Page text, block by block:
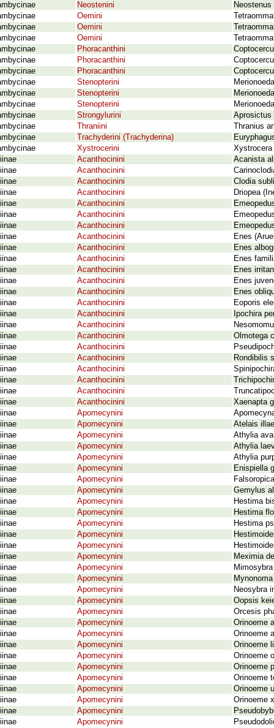
Neostenini
Oemini
Oemini
Oemini
Phoracanthini
Phoracanthini
Phoracanthini
Stenopterini
Stenopterini
Stenopterini
Strongylurini
Aprosictus
Thraniini
Thranius
Trachyderini (Trachyderina)
Xystrocerini
Xystrocera
Acanthocinini
Acanista
Acanthocinini
Acanthocinini
Clodia
Acanthocinini
Driopea
Acanthocinini
Acanthocinini
Acanthocinini
Acanthocinini
Enes
Acanthocinini
Enes
Acanthocinini
Enes
Acanthocinini
Enes
Acanthocinini
Enes
Acanthocinini
Enes
Acanthocinini
Eoporis
Acanthocinini
Ipochira
Acanthocinini
Acanthocinini
Olmotega
Acanthocinini
Acanthocinini
Rondibilis
Acanthocinini
Acanthocinini
Acanthocinini
Acanthocinini
Xaenapta
Apomecynini
Apomecynini
Atelais
Apomecynini
Athylia
Apomecynini
Athylia
Apomecynini
Athylia
Apomecynini
Enispiella
Apomecynini
Apomecynini
Gemylus
Apomecynini
Hestima
Apomecynini
Hestima
Apomecynini
Hestima
Apomecynini
Apomecynini
Apomecynini
Meximia
Apomecynini
Apomecynini
Apomecynini
Neosybra
Apomecynini
Oopsis
Apomecynini
Orcesis
Apomecynini
Orinoeme
Apomecynini
Orinoeme
Apomecynini
Orinoeme
Apomecynini
Orinoeme
Apomecynini
Orinoeme
Apomecynini
Orinoeme
Apomecynini
Orinoeme
Apomecynini
Orinoeme
Apomecynini
Apomecynini